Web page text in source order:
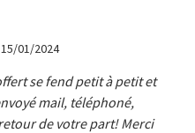
01/2024
se fend petit à petit et
mail, téléphoné,
de votre part! Merci